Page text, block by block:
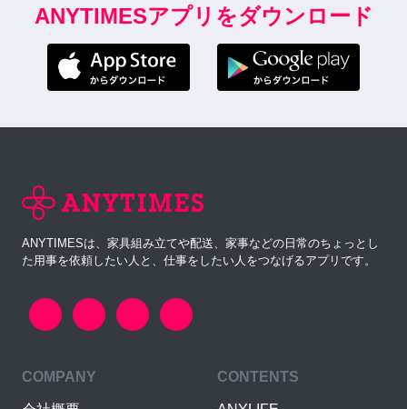
ANYTIMESアプリをダウンロード
ANYTIMESは、家具組み立てや配送、家事などの日常のちょっとし
た用事を依頼したい人と、仕事をしたい人をつなげるアプリです。
COMPANY CONTENTS